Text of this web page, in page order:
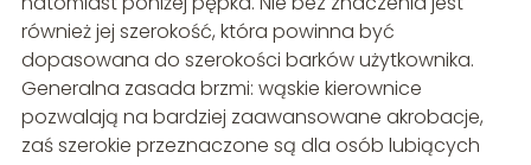
również jej szerokość, która powinna być
dopasowana do szerokości barków użytkownika.
Generalna zasada brzmi: wąskie kierownice
pozwalają na bardziej zaawansowane akrobacje,
zaś szerokie przeznaczone są dla osób lubiących